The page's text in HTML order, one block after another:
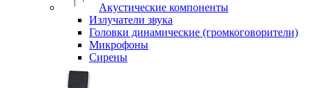
Акустические компоненты
Излучатели звука
Головки динамические (громкоговорители)
Микрофоны
Сирены